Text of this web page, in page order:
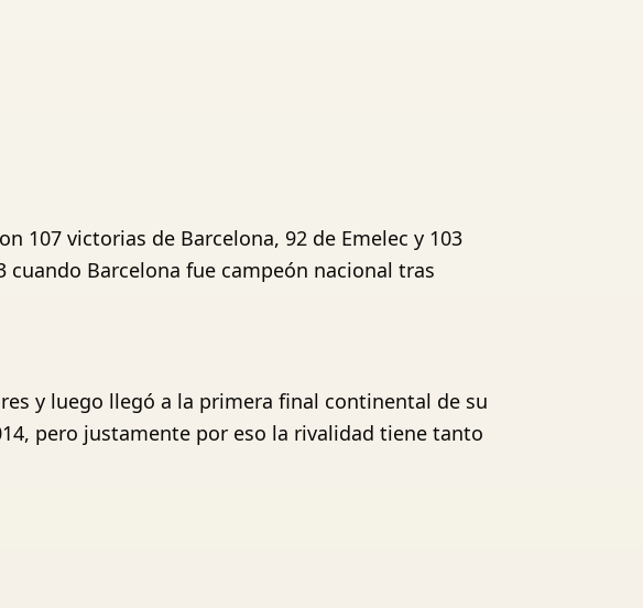
107 victorias de Barcelona, 92 de Emelec y 103
Barcelona fue campeón nacional tras
y luego llegó a la primera final continental de su
pero justamente por eso la rivalidad tiene tanto